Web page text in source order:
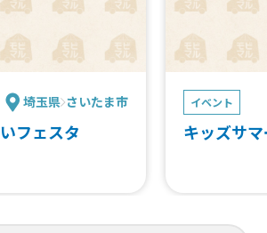
埼玉県 さいたま市
フェスタ
イベント
キッズサ